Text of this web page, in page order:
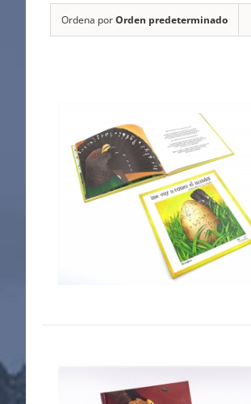
Ordena porOrden predeterminado